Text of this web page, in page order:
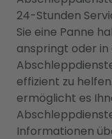
24-Stunden
Sie eine Panne
anspringt oder in
effizient zu
ermöglicht es
Informationen